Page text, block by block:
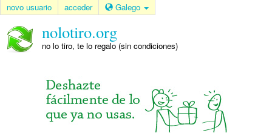
novo usuario acceder Galego
nolotiro.org
no lo tiro, te lo regalo (sin condiciones)